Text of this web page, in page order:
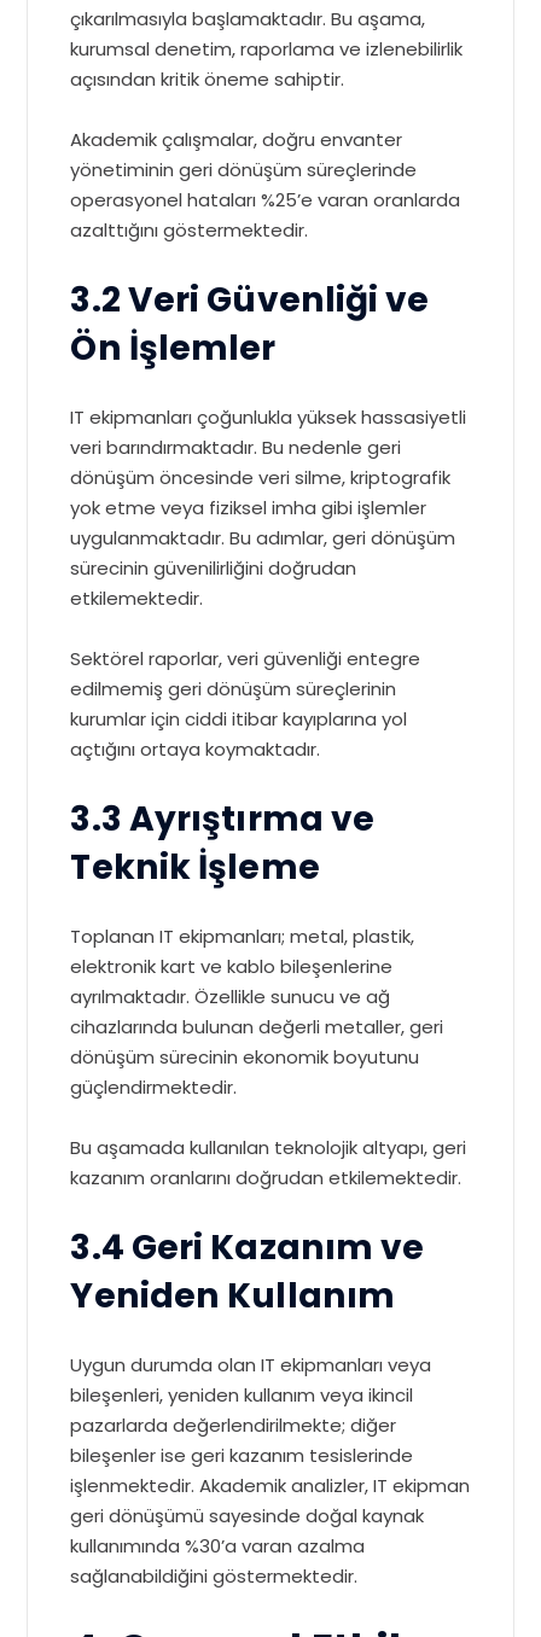
çıkarılmasıyla başlamaktadır. Bu aşama,
kurumsal denetim, raporlama ve izlenebilirlik
açısından kritik öneme sahiptir.
Akademik çalışmalar, doğru envanter
yönetiminin geri dönüşüm süreçlerinde
operasyonel hataları %25’e varan oranlarda
azalttığını göstermektedir.
3.2 Veri Güvenliği ve
Ön İşlemler
IT ekipmanları çoğunlukla yüksek hassasiyetli
veri barındırmaktadır. Bu nedenle geri
dönüşüm öncesinde veri silme, kriptografik
yok etme veya fiziksel imha gibi işlemler
uygulanmaktadır. Bu adımlar, geri dönüşüm
sürecinin güvenilirliğini doğrudan
etkilemektedir.
Sektörel raporlar, veri güvenliği entegre
edilmemiş geri dönüşüm süreçlerinin
kurumlar için ciddi itibar kayıplarına yol
açtığını ortaya koymaktadır.
3.3 Ayrıştırma ve
Teknik İşleme
Toplanan IT ekipmanları; metal, plastik,
elektronik kart ve kablo bileşenlerine
ayrılmaktadır. Özellikle sunucu ve ağ
cihazlarında bulunan değerli metaller, geri
dönüşüm sürecinin ekonomik boyutunu
güçlendirmektedir.
Bu aşamada kullanılan teknolojik altyapı, geri
kazanım oranlarını doğrudan etkilemektedir.
3.4 Geri Kazanım ve
Yeniden Kullanım
Uygun durumda olan IT ekipmanları veya
bileşenleri, yeniden kullanım veya ikincil
pazarlarda değerlendirilmekte; diğer
bileşenler ise geri kazanım tesislerinde
işlenmektedir. Akademik analizler, IT ekipman
geri dönüşümü sayesinde doğal kaynak
kullanımında %30’a varan azalma
sağlanabildiğini göstermektedir.